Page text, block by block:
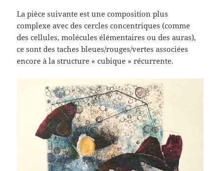
La pièce suivante est une composition plus
complexe avec des cercles concentriques (comme
des cellules, molécules élémentaires ou des auras),
ce sont des taches bleues/rouges/vertes associées
encore à la structure « cubique » récurrente.